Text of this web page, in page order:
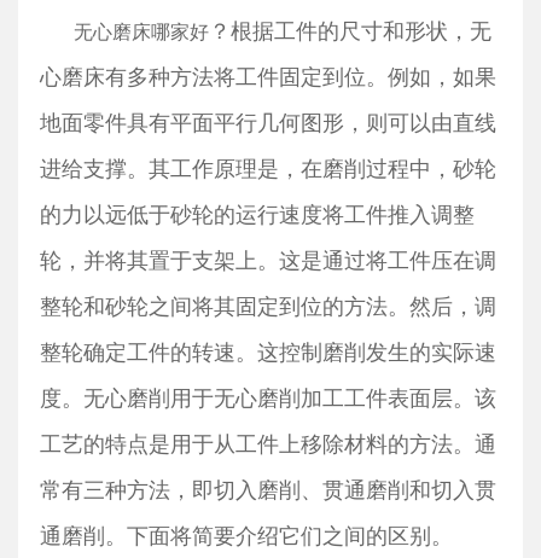
无心磨床哪家好？根据工件的尺寸和形状，无
心磨床有多种方法将工件固定到位。例如，如果
地面零件具有平面平行几何图形，则可以由直线
进给支撑。其工作原理是，在磨削过程中，砂轮
的力以远低于砂轮的运行速度将工件推入调整
轮，并将其置于支架上。这是通过将工件压在调
整轮和砂轮之间将其固定到位的方法。然后，调
整轮确定工件的转速。这控制磨削发生的实际速
度。无心磨削用于无心磨削加工工件表面层。该
工艺的特点是用于从工件上移除材料的方法。通
常有三种方法，即切入磨削、贯通磨削和切入贯
通磨削。下面将简要介绍它们之间的区别。